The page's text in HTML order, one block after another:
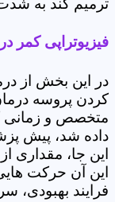
ترمیم کند به
فیزیوتراپی کمر
در این بخش از
کردن پروسه
متخصص و زمانی
داده شد، پیش
این جا، مقداری
این آن حرکت
فرایند بهبودی،